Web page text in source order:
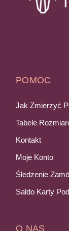
POMOC
Jak Zmierzyć
Tabele
Kontakt
Moje Konto
Śledzenie
Saldo Karty
O NAS